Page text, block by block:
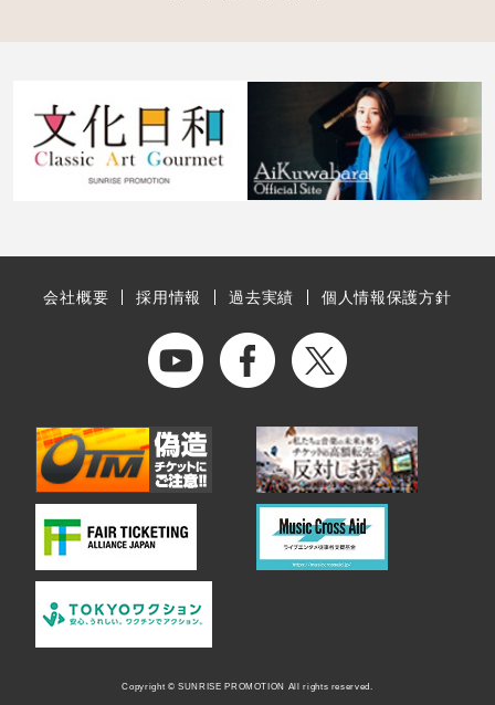
会社概要 採用情報 過去実績 個人情報保護方針
Copyright © SUNRISE PROMOTION All rights reserved.